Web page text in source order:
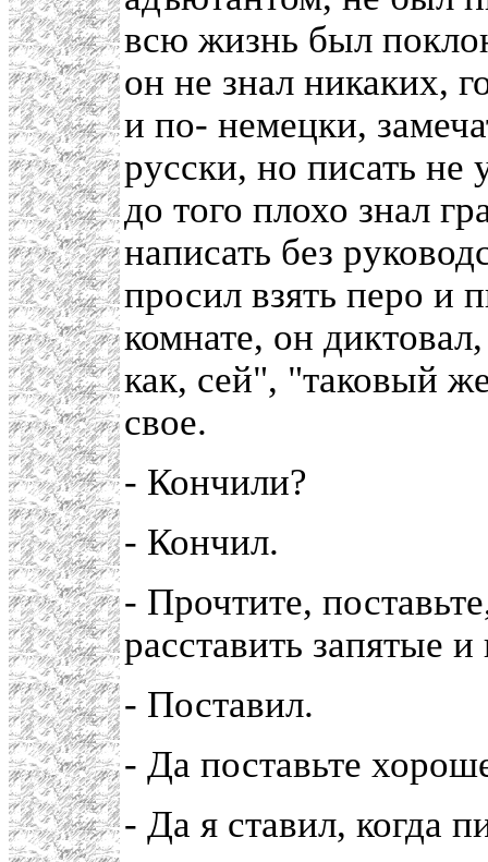
всю жизнь был
он не знал никаких,
и по- немецки,
русски, но писать
до того плохо знал
написать без
просил взять перо и
комнате, он
как, сей", "таковый
свое.
- Кончили?
- Кончил.
- Прочтите,
расставить запятые
- Поставил.
- Да поставьте
- Да я ставил, когда